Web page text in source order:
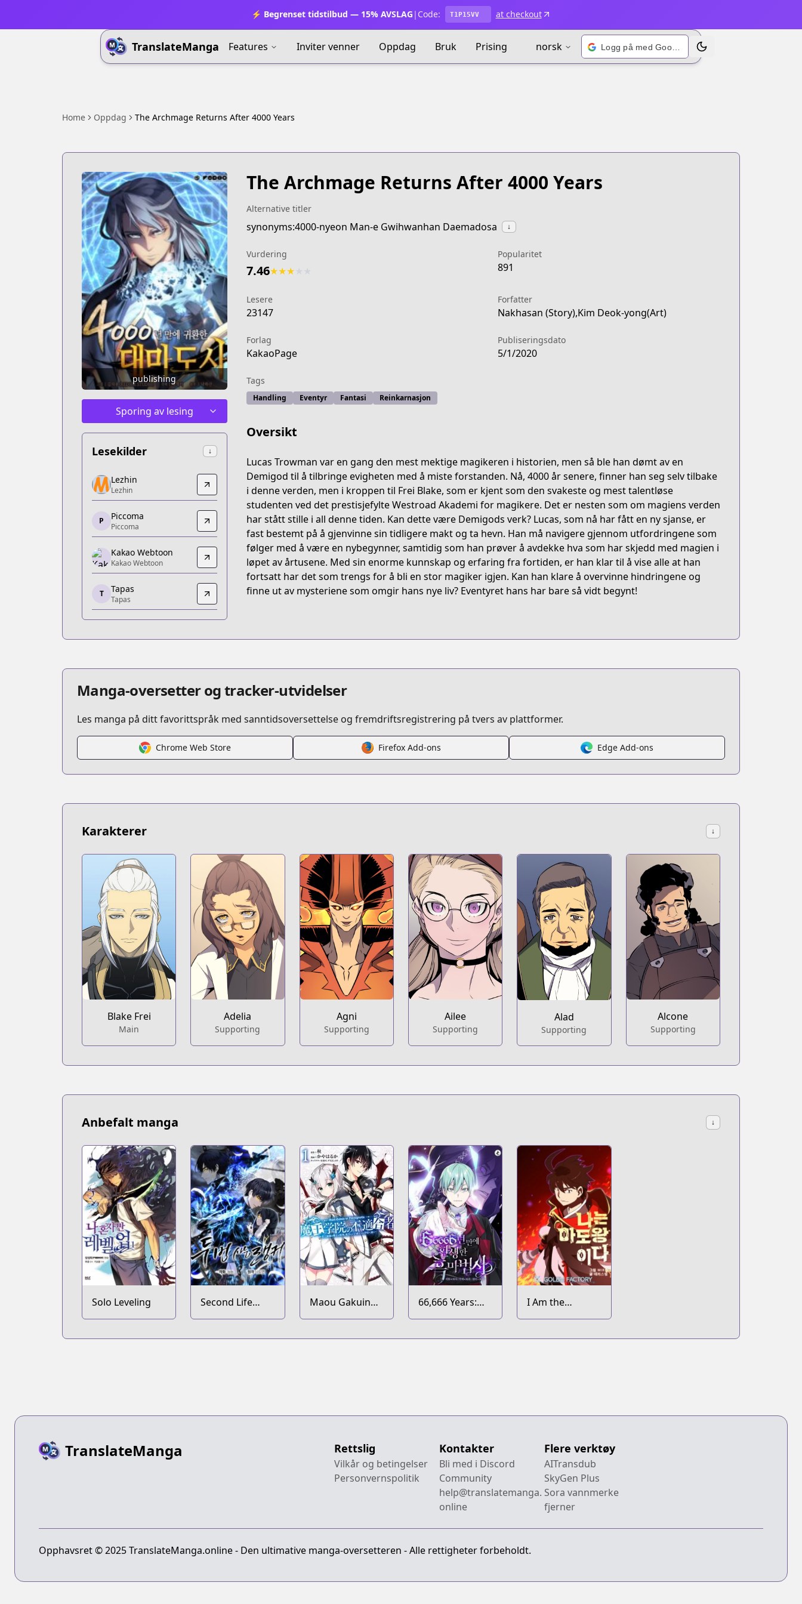
⚡ Begrenset tidstilbud — 15% AVSLAG | Code: T1P15VV at checkout
TranslateManga Features Inviter venner Oppdag Bruk Prising norsk Logg på med Google Bytt tema
Home Oppdag The Archmage Returns After 4000 Years
publishing
Sporing av lesing
Lesekilder ↓
Lezhin
Lezhin
https://www.delitoon.com/detail/daf_0000339
Piccoma
Piccoma
https://piccoma.com/web/product/37285
Kakao Webtoon
Kakao Webtoon
https://webtoon.kakao.com/content/4000년-만에-귀환한-대마도사/2385
Tapas
Tapas
Lezhin
Lezhin
P Piccoma
Piccoma
Kakao Webtoon
Kakao Webtoon
T Tapas
Tapas
The Archmage Returns After 4000 Years
Alternative titler
synonyms:4000-nyeon Man-e Gwihwanhan Daemadosa ↓
Vurdering
7.46★★★
Popularitet
891
Lesere
23147
Forfatter
Nakhasan (Story),Kim Deok-yong(Art)
Forlag
KakaoPage
Publiseringsdato
5/1/2020
Tags
Handling Eventyr Fantasi Reinkarnasjon
Oversikt
Lucas Trowman var en gang den mest mektige magikeren i historien, men så ble han dømt av en
Demigod til å tilbringe evigheten med å miste forstanden. Nå, 4000 år senere, finner han seg selv tilbake
i denne verden, men i kroppen til Frei Blake, som er kjent som den svakeste og mest talentløse
studenten ved det prestisjefylte Westroad Akademi for magikere. Det er nesten som om magiens verden
har stått stille i all denne tiden. Kan dette være Demigods verk? Lucas, som nå har fått en ny sjanse, er
fast bestemt på å gjenvinne sin tidligere makt og ta hevn. Han må navigere gjennom utfordringene som
følger med å være en nybegynner, samtidig som han prøver å avdekke hva som har skjedd med magien i
løpet av årtusene. Med sin enorme kunnskap og erfaring fra fortiden, er han klar til å vise alle at han
fortsatt har det som trengs for å bli en stor magiker igjen. Kan han klare å overvinne hindringene og
finne ut av mysteriene som omgir hans nye liv? Eventyret hans har bare så vidt begynt!
Manga-oversetter og tracker-utvidelser
Les manga på ditt favorittspråk med sanntidsoversettelse og fremdriftsregistrering på tvers av plattformer.
Chrome Web Store Firefox Add-ons Edge Add-ons
Karakterer ↓
Blake Frei
Main
Adelia
Supporting
Agni
Supporting
Ailee
Supporting
Alad
Supporting
Alcone
Supporting
Anbefalt manga ↓
Solo Leveling
Second Life
Ranker
Maou Gakuin
no
e Kayou
66,666 Years:
Advent of the
I Am the
Sorcerer King
TranslateManga Rettslig
Vilkår og betingelser
Personvernspolitik
Kontakter
Bli med i Discord
Community
help@translatemanga.
online
Flere verktøy
AITransdub
SkyGen Plus
Sora vannmerke
fjerner
Opphavsret © 2025 TranslateManga.online - Den ultimative manga-oversetteren - Alle rettigheter forbeholdt.